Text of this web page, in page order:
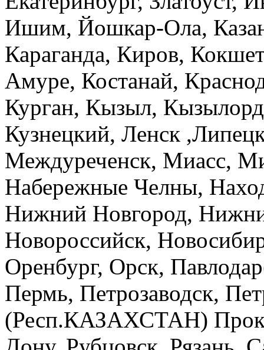
Ишим, Йошкар-Ола,
Караганда, Киров,
Амуре, Костанай,
Курган, Кызыл,
Кузнецкий, Ленск
Междуреченск, Миасс,
Набережные Челны,
Нижний Новгород,
Новороссийск,
Оренбург, Орск,
Пермь, Петрозаводск,
(Респ.КАЗАХСТАН)